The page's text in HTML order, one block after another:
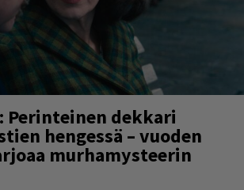
Perinteinen dekkari
hengessä – vuoden
murhamysteerin